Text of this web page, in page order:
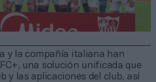
y la compañía italiana han
FC+, una solución unificada que
y las aplicaciones del club, así